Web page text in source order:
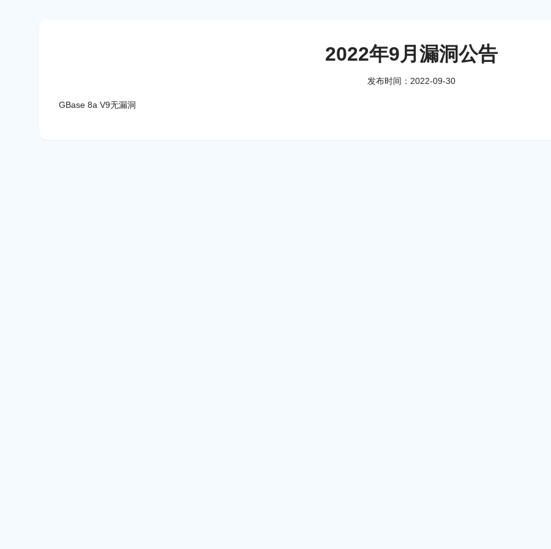
2022年9月漏洞公告
发布时间：2022-09-30
GBase 8a V9无漏洞